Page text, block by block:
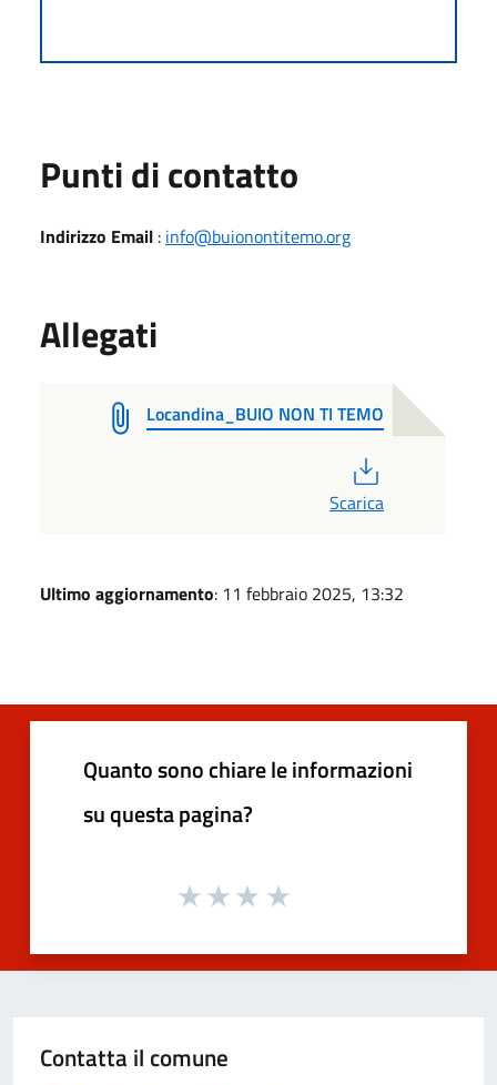
Punti di contatto
Indirizzo Email : info@buionontitemo.org
Allegati
Locandina_BUIO NON TI TEMO
Scarica
Ultimo aggiornamento: 11 febbraio 2025, 13:32
Quanto sono chiare le informazioni
su questa pagina?
Contatta il comune